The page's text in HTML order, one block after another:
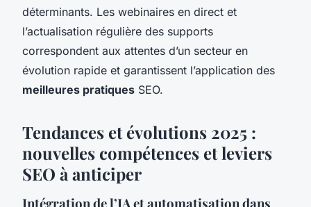
déterminants. Les webinaires en direct et
l’actualisation régulière des supports
correspondent aux attentes d’un secteur en
évolution rapide et garantissent l’application des
meilleures pratiques SEO.
Tendances et évolutions 2025 :
nouvelles compétences et leviers
SEO à anticiper
Intégration de l’IA et automatisation dans